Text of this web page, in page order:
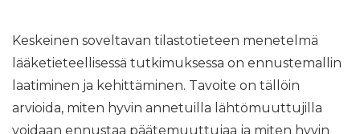
Keskeinen soveltavan tilastotieteen menetelmä
lääketieteellisessä tutkimuksessa on ennustemallin
laatiminen ja kehittäminen. Tavoite on tällöin
arvioida, miten hyvin annetuilla lähtömuuttujilla
voidaan ennustaa päätemuuttujaa ja miten hyvin